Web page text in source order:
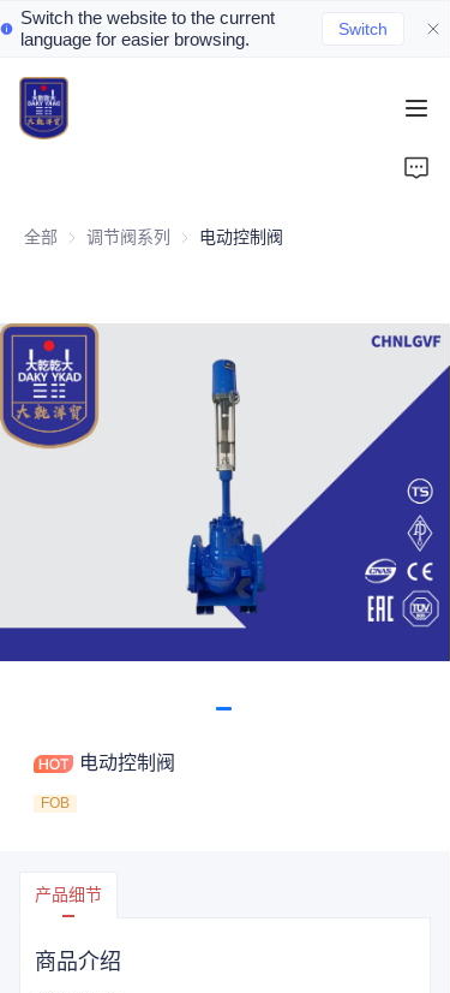
Switch the website to the current
language for easier browsing.
Switch
全部 调节阀系列 调节阀系列
电动控制阀
电动控制阀
FOB
产品细节
商品介绍
Home
Valve Products
Valve News
Contact Us